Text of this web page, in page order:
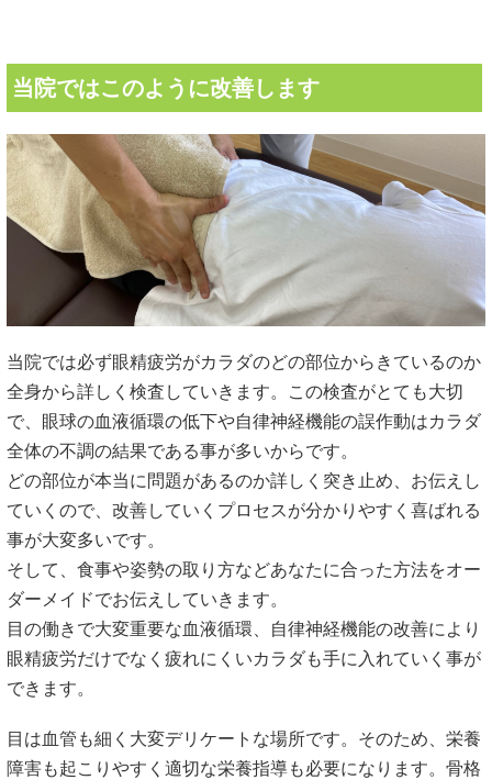
当院ではこのように改善します
当院では必ず眼精疲労がカラダのどの部位からきているのか
全身から詳しく検査していきます。この検査がとても大切
で、眼球の血液循環の低下や自律神経機能の誤作動はカラダ
全体の不調の結果である事が多いからです。
どの部位が本当に問題があるのか詳しく突き止め、お伝えし
ていくので、改善していくプロセスが分かりやすく喜ばれる
事が大変多いです。
そして、食事や姿勢の取り方などあなたに合った方法をオー
ダーメイドでお伝えしていきます。
目の働きで大変重要な血液循環、自律神経機能の改善により
眼精疲労だけでなく疲れにくいカラダも手に入れていく事が
できます。
目は血管も細く大変デリケートな場所です。そのため、栄養
障害も起こりやすく適切な栄養指導も必要になります。骨格